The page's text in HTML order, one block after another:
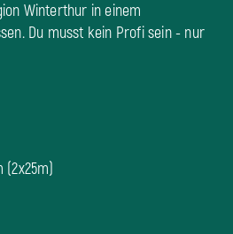
Winterthur in einem
Du musst kein Profi sein - nur
(2x25m)